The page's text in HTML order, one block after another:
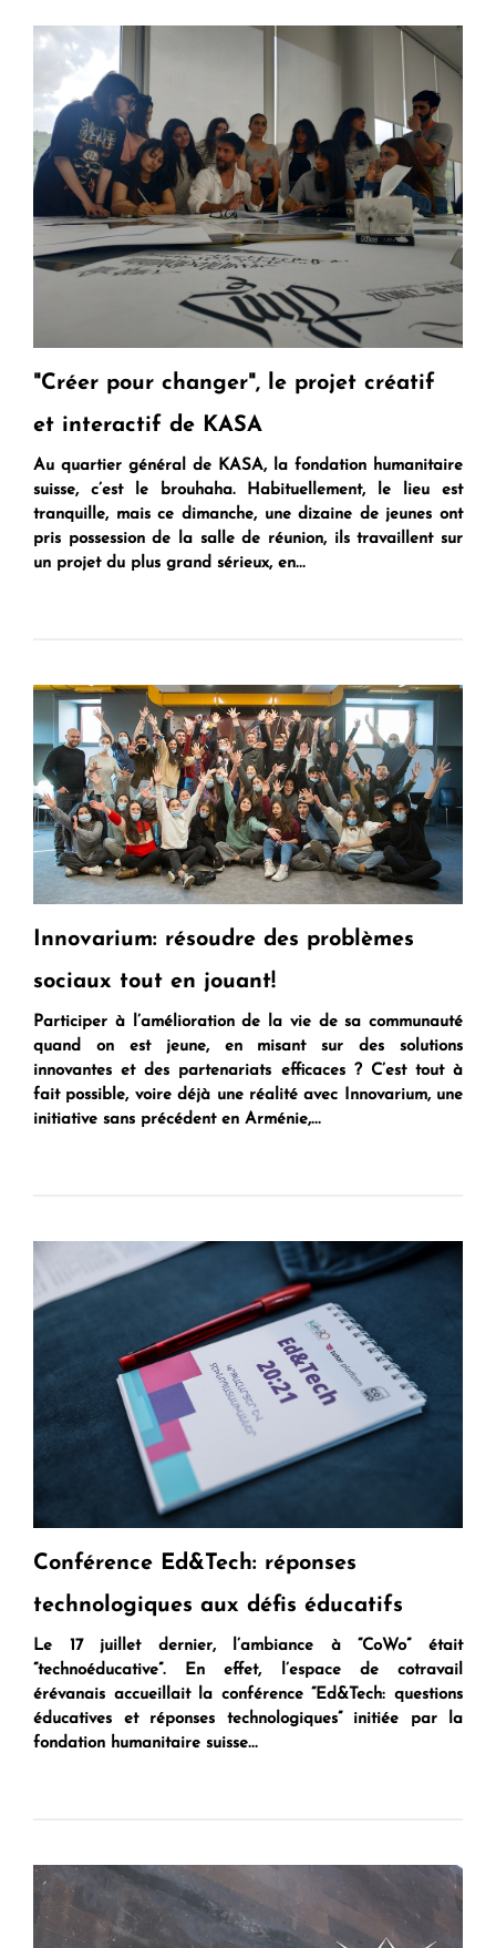
"Créer pour changer", le projet créatif
et interactif de KASA
Au quartier général de KASA, la fondation humanitaire
suisse, c’est le brouhaha. Habituellement, le lieu est
tranquille, mais ce dimanche, une dizaine de jeunes ont
pris possession de la salle de réunion, ils travaillent sur
un projet du plus grand sérieux, en...
Innovarium: résoudre des problèmes
sociaux tout en jouant!
Participer à l’amélioration de la vie de sa communauté
quand on est jeune, en misant sur des solutions
innovantes et des partenariats efficaces ? C’est tout à
fait possible, voire déjà une réalité avec Innovarium, une
initiative sans précédent en Arménie,...
Conférence Ed&Tech: réponses
technologiques aux défis éducatifs
Le 17 juillet dernier, l’ambiance à “CoWo” était
“technoéducative”. En effet, l’espace de cotravail
érévanais accueillait la conférence “ Ed&Tech: questions
éducatives et réponses technologiques” initiée par la
fondation humanitaire suisse...